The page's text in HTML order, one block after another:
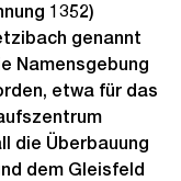
1352)
genannt
Namensgebung
etwa für das
die Überbauung
dem Gleisfeld